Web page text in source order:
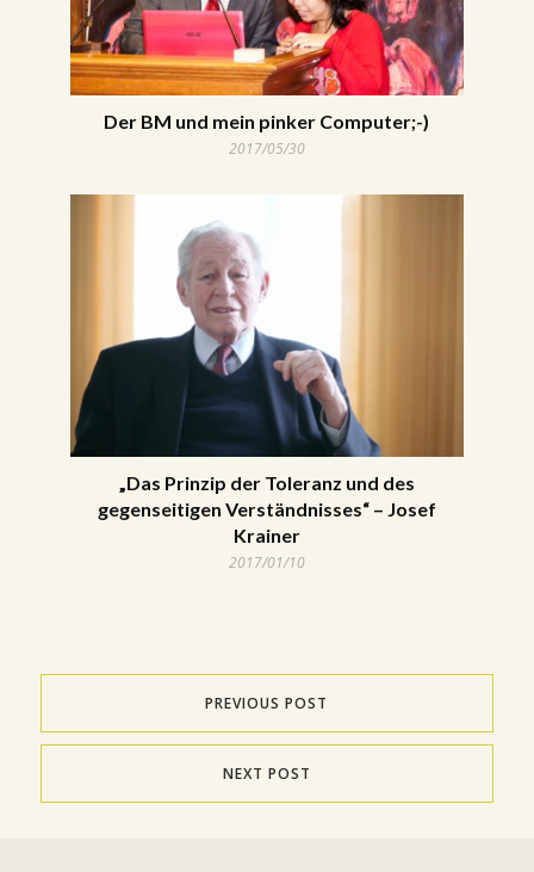
Der BM und mein pinker Computer;-)
2017/05/30
„Das Prinzip der Toleranz und des
gegenseitigen Verständnisses“ – Josef
Krainer
2017/01/10
PREVIOUS POST
NEXT POST